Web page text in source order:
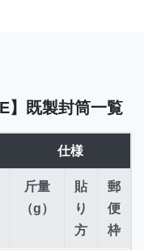
】既製封筒一覧
仕様
斤量
（g）
貼
り
方
郵
便
枠